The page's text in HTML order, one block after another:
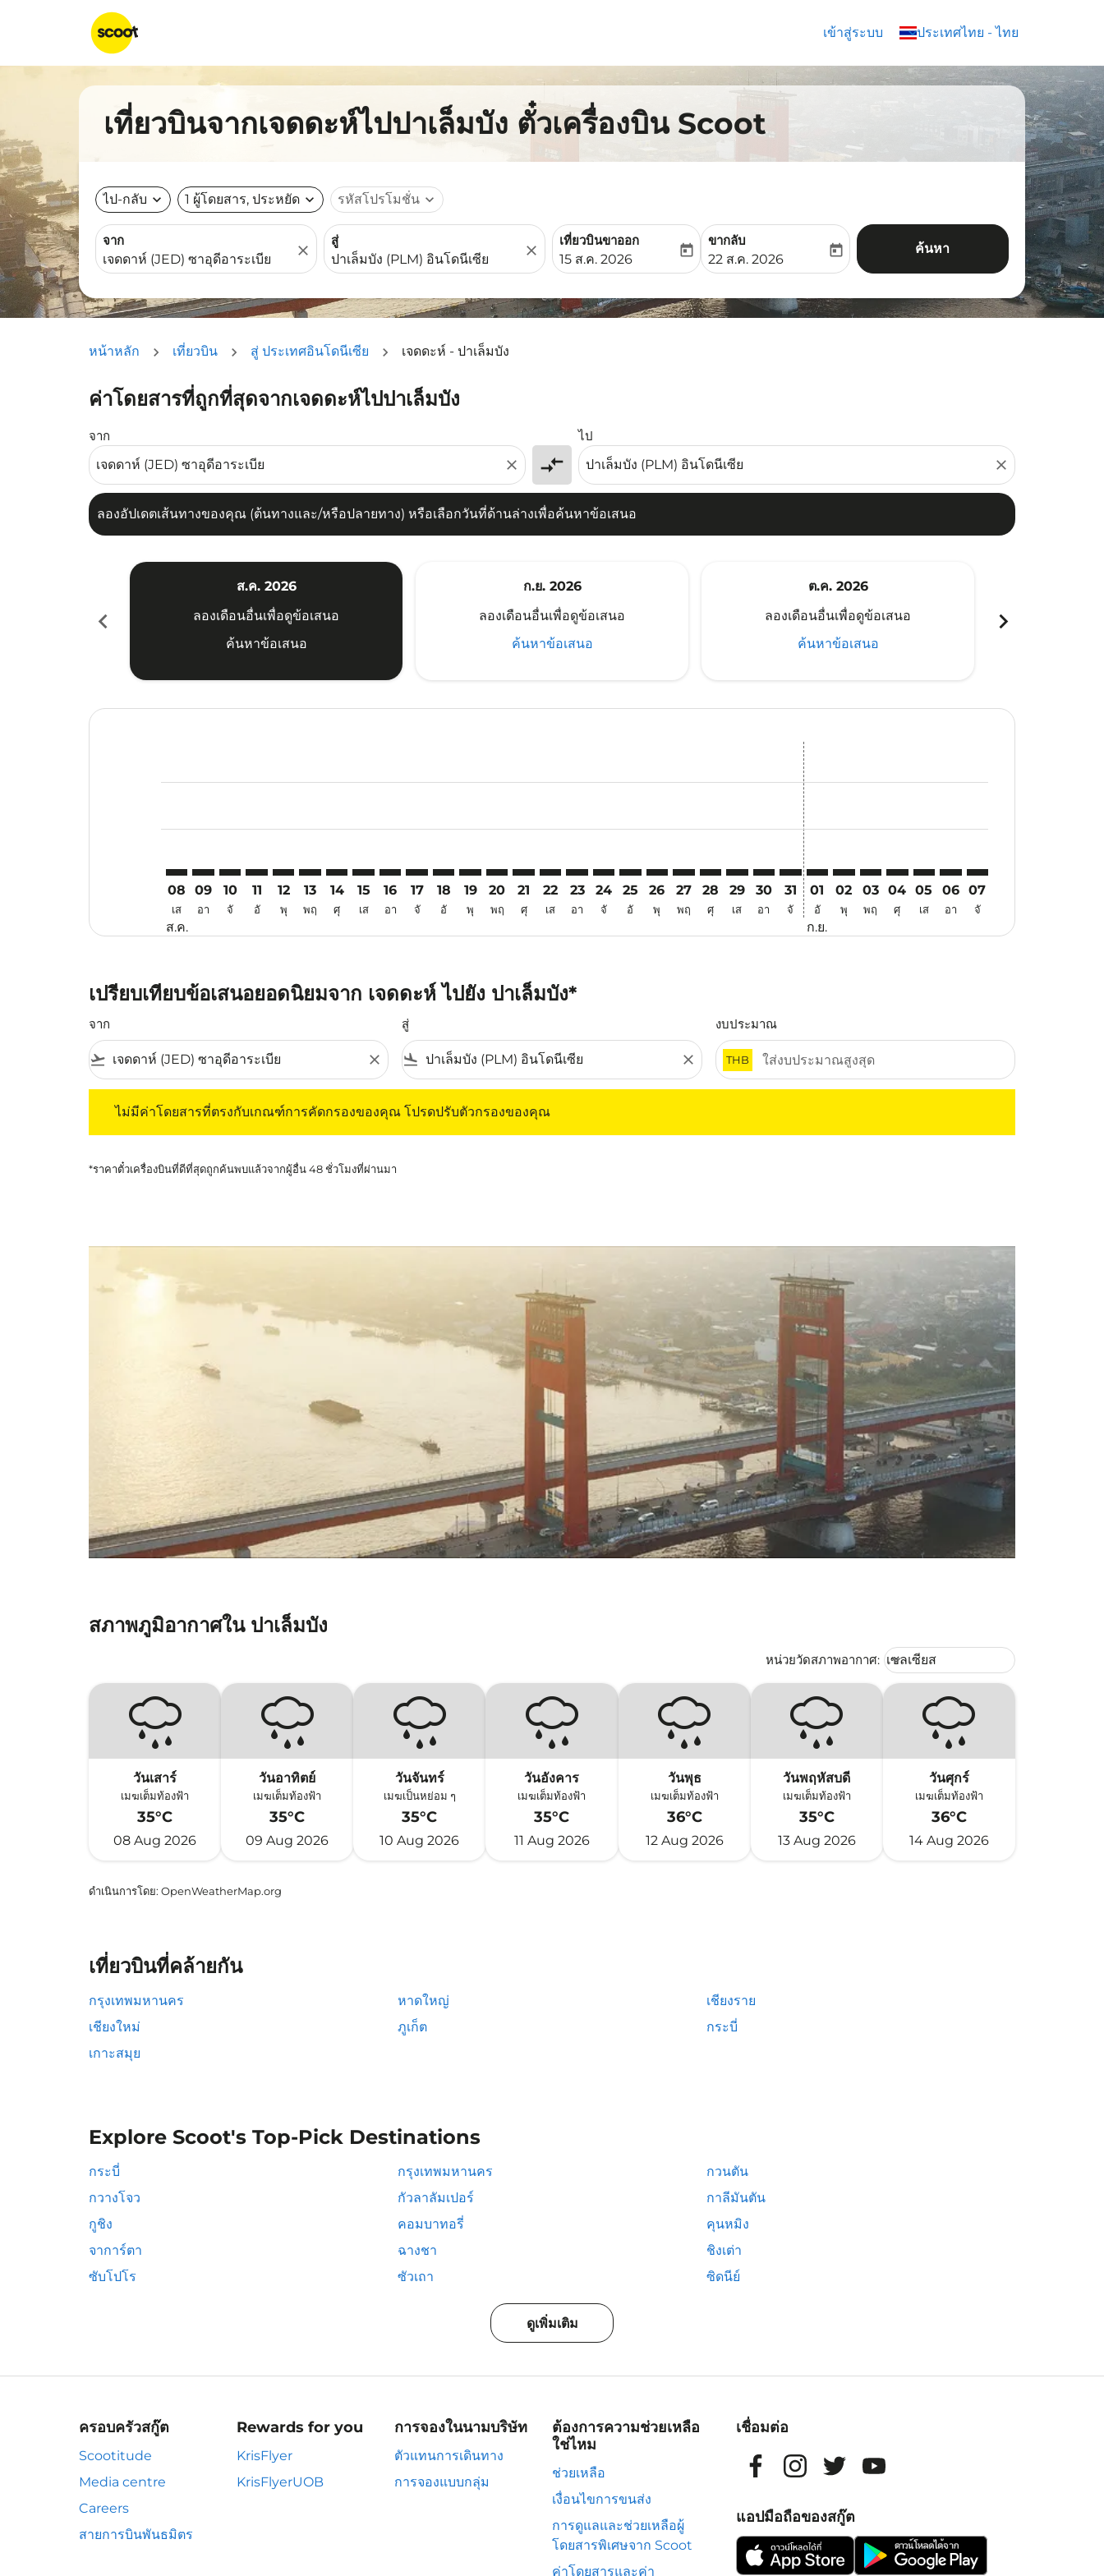
เข้าสู่ระบบ ประเทศไทย - ไทย
keyboard_arrow_down
เที่ยวบินจากเจดดะห์ไปปาเล็มบัง ตั๋วเครื่องบิน Scoot
ไป-กลับ expand_more 1 ผู้โดยสาร, ประหยัด expand_more รหัสโปรโมชั่น expand_more
จาก
close
สู่
close
เที่ยวบินขาออก
fc-booking-departure-date-aria-label
15 ส.ค. 2026
today
ขากลับ
fc-booking-return-date-aria-label
22 ส.ค. 2026
today ค้นหา
หน้าหลัก เที่ยวบิน สู่ ประเทศอินโดนีเซีย เจดดะห์ - ปาเล็มบัง
ค่าโดยสารที่ถูกที่สุดจากเจดดะห์ไปปาเล็มบัง
จาก
close compare_arrows
ไป
close
ลองอัปเดตเส้นทางของคุณ (ต้นทางและ/หรือปลายทาง) หรือเลือกวันที่ด้านล่างเพื่อค้นหาข้อเสนอ
ลองอัปเดตเส้นทางของคุณ (ต้นทางและ/หรือปลายทาง) หรือเลือกวันที่ด้านล่างเพื่อค้นหาข้อเสนอ
chevron_left
ส.ค. 2026
ลองเดือนอื่นเพื่อดูข้อเสนอ
ค้นหาข้อเสนอ
ก.ย. 2026
ลองเดือนอื่นเพื่อดูข้อเสนอ
ค้นหาข้อเสนอ
ต.ค. 2026
ลองเดือนอื่นเพื่อดูข้อเสนอ
ค้นหาข้อเสนอ
chevron_right
08
เส
ส.ค.
09
อา
10
จั
11
อั
12
พุ
13
พฤ
14
ศุ
15
เส
16
อา
17
จั
18
อั
19
พุ
20
พฤ
JED–PLM: cmp-view-offers-disclaimer. ค้นหาข้อเสนอ
21
ศุ
JED–PLM: cmp-view-offers-disclaimer. ค้นหาข้อเสนอ
22
เส
JED–PLM: cmp-view-offers-disclaimer. ค้นหาข้อเสนอ
23
อา
JED–PLM: cmp-view-offers-disclaimer. ค้นหาข้อเสนอ
24
จั
JED–PLM: cmp-view-offers-disclaimer. ค้นหาข้อเสนอ
25
อั
JED–PLM: cmp-view-offers-disclaimer. ค้นหาข้อเสนอ
26
พุ
JED–PLM: cmp-view-offers-disclaimer. ค้นหาข้อเสนอ
27
พฤ
JED–PLM: cmp-view-offers-disclaimer. ค้นหาข้อเสนอ
28
ศุ
JED–PLM: cmp-view-offers-disclaimer. ค้นหาข้อเสนอ
29
เส
JED–PLM: cmp-view-offers-disclaimer. ค้นหาข้อเสนอ
30
อา
JED–PLM: cmp-view-offers-disclaimer. ค้นหาข้อเสนอ
31
จั
01
อั
ก.ย.
02
พุ
03
พฤ
04
ศุ
05
เส
06
อา
07
จั
เปรียบเทียบข้อเสนอยอดนิยมจาก เจดดะห์ ไปยัง ปาเล็มบัง*
จาก
flight_takeoff close
สู่
flight_land close
งบประมาณ
THB
ไม่มีค่าโดยสารที่ตรงกับเกณฑ์การคัดกรองของคุณ โปรดปรับตัวกรองของคุณ
*ราคาตั๋วเครื่องบินที่ดีที่สุดถูกค้นพบแล้วจากผู้อื่น 48 ชั่วโมงที่ผ่านมา
สภาพภูมิอากาศใน ปาเล็มบัง
หน่วยวัดสภาพอากาศ: Weather unit option เซลเซียส
เซลเซียส
keyboard_arrow_down
วันเสาร์
เมฆเต็มท้องฟ้า
35°C
08 Aug 2026
วันอาทิตย์
เมฆเต็มท้องฟ้า
35°C
09 Aug 2026
วันจันทร์
เมฆเป็นหย่อม ๆ
35°C
10 Aug 2026
วันอังคาร
เมฆเต็มท้องฟ้า
35°C
11 Aug 2026
วันพุธ
เมฆเต็มท้องฟ้า
36°C
12 Aug 2026
วันพฤหัสบดี
เมฆเต็มท้องฟ้า
35°C
13 Aug 2026
วันศุกร์
เมฆเต็มท้องฟ้า
36°C
14 Aug 2026
ดำเนินการโดย: OpenWeatherMap.org
เที่ยวบินที่คล้ายกัน
กรุงเทพมหานคร หาดใหญ่
เชียงราย
เชียงใหม่
ภูเก็ต
กระบี่
เกาะสมุย
Explore Scoot's Top-Pick Destinations
กระบี่ กรุงเทพมหานคร
กวนตัน
กวางโจว
กัวลาลัมเปอร์
กาลีมันตัน
กูชิง
คอมบาทอรี่
คุนหมิง
จาการ์ตา
ฉางชา
ชิงเต่า
ซับโปโร
ซัวเถา ซิดนีย์
ดูเพิ่มเติม
ครอบครัวสกู๊ต
Scootitude
Media centre
Careers
สายการบินพันธมิตร
Rewards for you
KrisFlyer
KrisFlyerUOB
การจองในนามบริษัท
ตัวแทนการเดินทาง
การจองแบบกลุ่ม
ต้องการความช่วยเหลือ
ใช่ไหม
ช่วยเหลือ
เงื่อนไขการขนส่ง
การดูแลและช่วยเหลือผู้
โดยสารพิเศษจาก Scoot
ค่าโดยสารและค่า
เชื่อมต่อ
แอปมือถือของสกู๊ต